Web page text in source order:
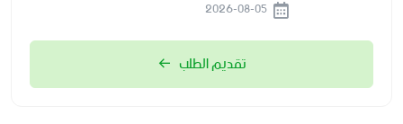
تقديم الطلب